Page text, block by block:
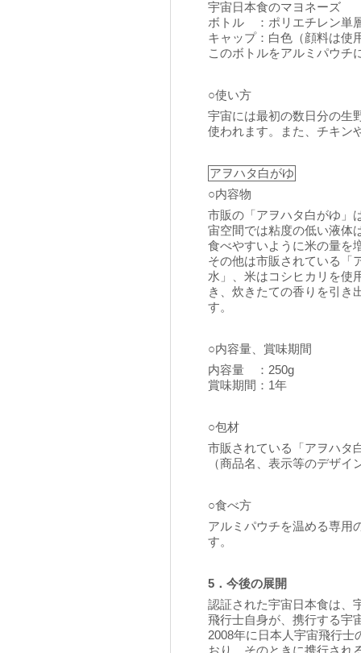
宇宙日本食のマヨネーズ
ボトル ：ポリエチレン単
キャップ：白色（顔料は使
このボトルをアルミパウチ
○使い方
宇宙には最初の数日分の生
使われます。また、チキン
アヲハタ白がゆ
○内容物
市販の「アヲハタ白がゆ」
宙空間では粘度の低い液体
食べやすいように米の量を
その他は市販されている「
水」、米はコシヒカリを使
き、炊きたての香りを引き
す。
○内容量、賞味期間
内容量 ：250g
賞味期間：1年
○包材
市販されている「アヲハタ
（商品名、表示等のデザイ
○食べ方
アルミパウチを温める専用
す。
5．今後の展開
認証された宇宙日本食は、
飛行士自身が、携行する宇
2008年に日本人宇宙飛行